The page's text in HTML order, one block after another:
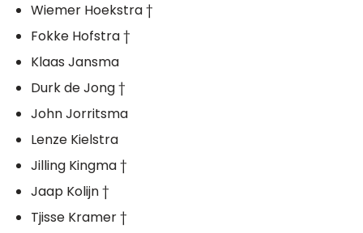
Wiemer Hoekstra †
Fokke Hofstra †
Klaas Jansma
Durk de Jong †
John Jorritsma
Lenze Kielstra
Jilling Kingma †
Jaap Kolijn †
Tjisse Kramer †